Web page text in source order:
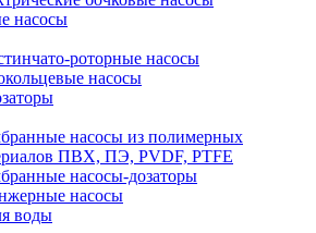
насосы
роторные насосы
насосы
насосы из полимерных
ПВХ, ПЭ, PVDF, PTFE
насосы-дозаторы
насосы
воды